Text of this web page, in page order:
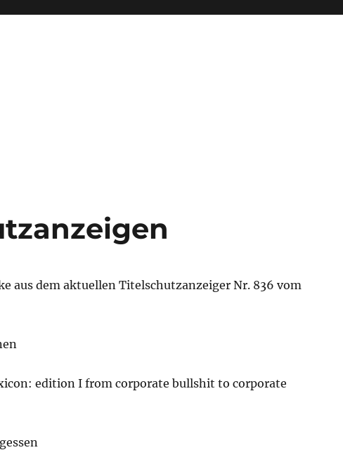
aus dem aktuellen Titelschutzanzeiger Nr. 836 vom
edition I from corporate bullshit to corporate